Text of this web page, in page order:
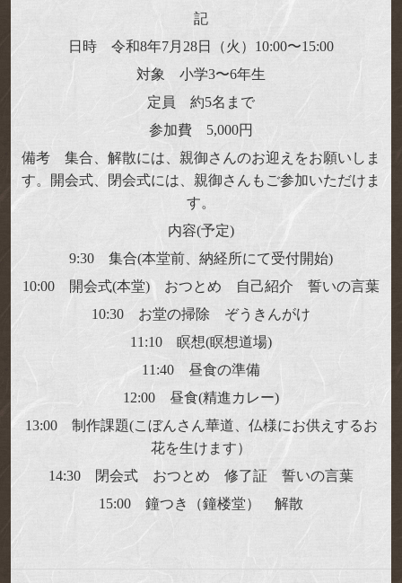
記
日時 令和8年7月28日（火）10:00〜15:00
対象 小学3〜6年生
定員 約5名まで
参加費 5,000円
備考 集合、解散には、親御さんのお迎えをお願いしま
す。開会式、閉会式には、親御さんもご参加いただけま
す。
内容(予定)
9:30 集合(本堂前、納経所にて受付開始)
10:00 開会式(本堂) おつとめ 自己紹介 誓いの言葉
10:30 お堂の掃除 ぞうきんがけ
11:10 瞑想(瞑想道場)
11:40 昼食の準備
12:00 昼食(精進カレー)
13:00 制作課題(こぼんさん華道、仏様にお供えするお
花を生けます）
14:30 閉会式 おつとめ 修了証 誓いの言葉
15:00 鐘つき（鐘楼堂） 解散